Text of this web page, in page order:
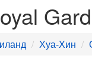
Хуа-Хин